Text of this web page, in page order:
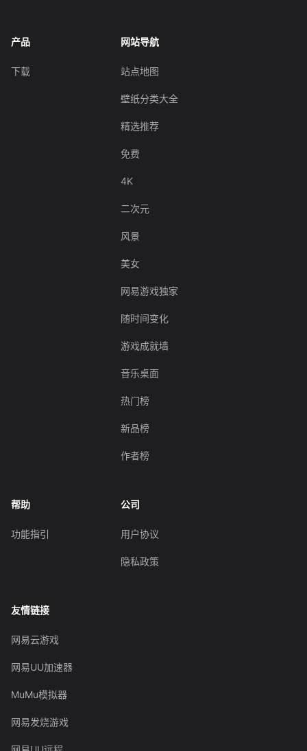
产品
下载
网站导航
站点地图
壁纸分类大全
精选推荐
免费
4K
二次元
风景
美女
网易游戏独家
随时间变化
游戏成就墙
音乐桌面
热门榜
新品榜
作者榜
帮助
功能指引
公司
用户协议
隐私政策
友情链接
网易云游戏
网易UU加速器
MuMu模拟器
网易发烧游戏